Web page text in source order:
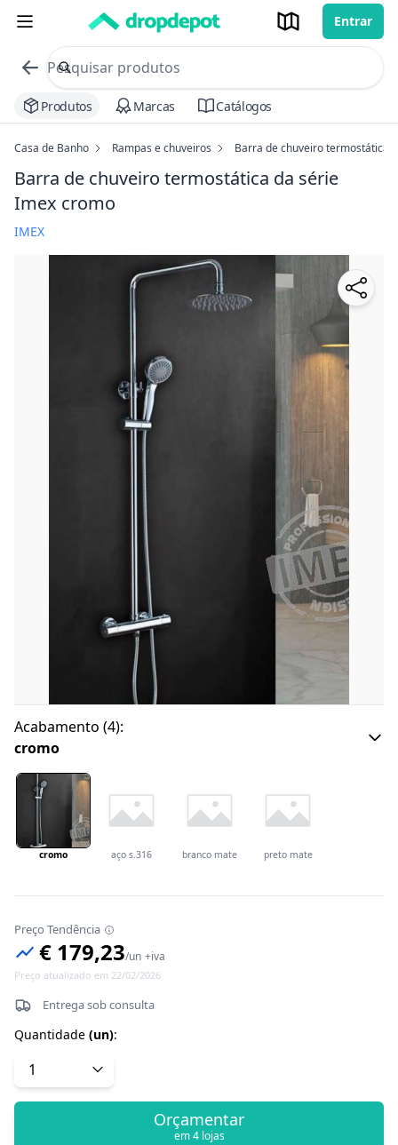
Entrar
commerce search no header
Procurar
Produtos Marcas Catálogos
Casa de Banho Rampas e chuveiros Barra de chuveiro termostática
Barra de chuveiro termostática da série
Imex cromo
IMEX
Acabamento (4):
cromo
cromo aço s.316 branco mate preto mate
Preço Tendência
€ 179,23/un +iva
Preço atualizado em 22/02/2026
Entrega sob consulta
Quantidade (un):
Orçamentar
em 4 lojas